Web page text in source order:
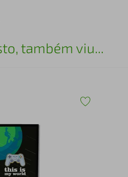
também viu...